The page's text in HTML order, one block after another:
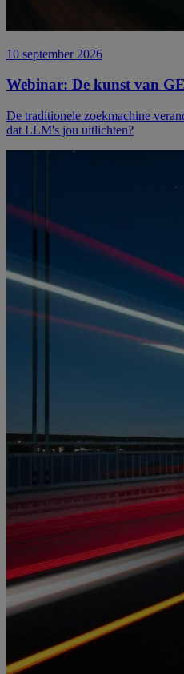
10 september 2026
Webinar: De kunst van
De traditionele zoekmachine
dat LLM's jou uitlichten?